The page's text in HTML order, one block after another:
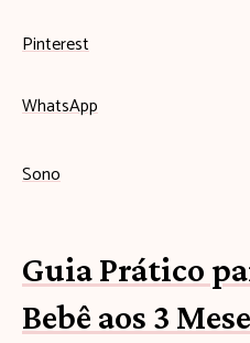
Pinterest
WhatsApp
Sono
Guia Prático
Bebê aos 3